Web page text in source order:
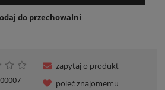
do przechowalni
zapytaj o produkt
poleć znajomemu